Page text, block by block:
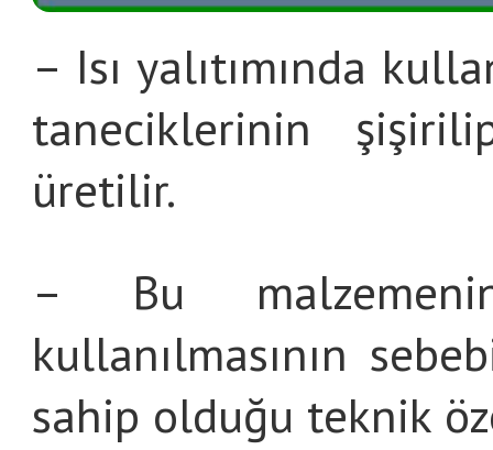
– Isı yalıtımında
taneciklerinin
üretilir.
– Bu
kullanılmasının
sahip olduğu teknik